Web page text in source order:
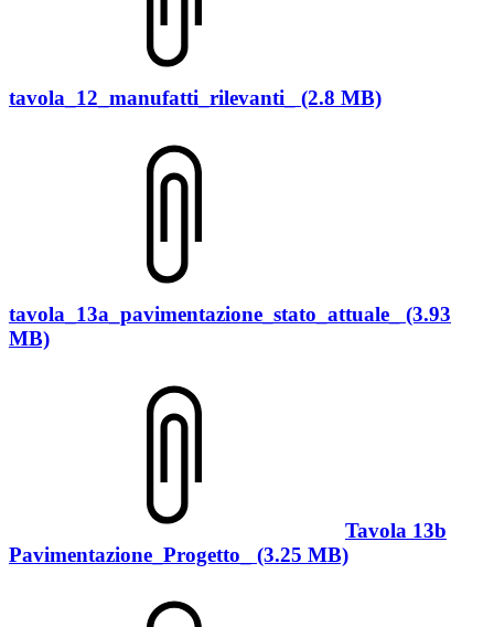
tavola_12_manufatti_rilevanti_ (2.8 MB)
tavola_13a_pavimentazione_stato_attuale_ (3.93
MB)
Tavola 13b
Pavimentazione_Progetto_ (3.25 MB)